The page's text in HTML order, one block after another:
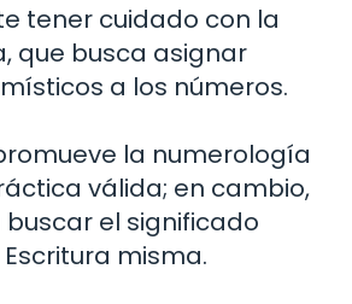
tener cuidado con la
que busca asignar
a los números.
la numerología
válida; en cambio,
el significado
misma.